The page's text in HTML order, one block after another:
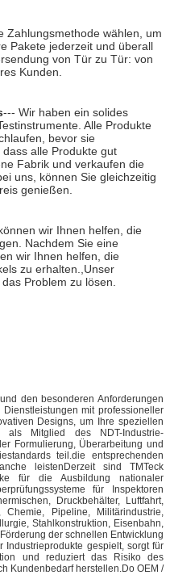
Zahlungsmethode wählen, um
Pakete jederzeit und überall
von Tür zu Tür: von
Kunden.
--- Wir haben ein solides
Alle Produkte
bevor sie
alle Produkte gut
Fabrik und verkaufen die
uns, können Sie gleichzeitig
genießen.
wir Ihnen helfen, die
Nachdem Sie eine
wir Ihnen helfen, die
zu erhalten.,Unser
Problem zu lösen.
den besonderen Anforderungen
mit professioneller
Designs, um Ihre speziellen
als Mitglied des NDT-Industrie-
Formulierung, Überarbeitung und
teil.die entsprechenden
leistenDerzeit sind TMTeck
für die Ausbildung nationaler
für Inspektoren
Druckbehälter, Luftfahrt,
Pipeline, Militärindustrie,
Stahlkonstruktion, Eisenbahn,
der schnellen Entwicklung
Industrieprodukte gespielt, sorgt für
und reduziert das Risiko des
Kundenbedarf herstellen.Do OEM /